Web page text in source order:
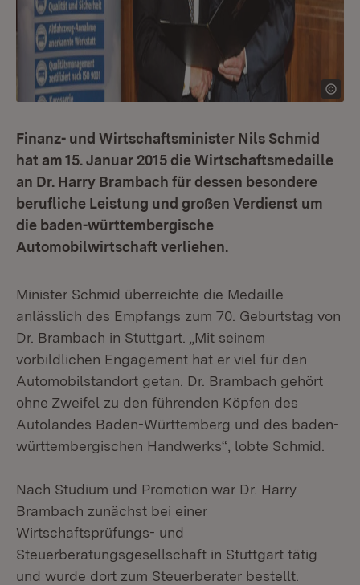
Finanz- und Wirtschaftsminister Nils Schmid
hat am 15. Januar 2015 die Wirtschaftsmedaille
an Dr. Harry Brambach für dessen besondere
berufliche Leistung und großen Verdienst um
die baden-württembergische
Automobilwirtschaft verliehen.
Minister Schmid überreichte die Medaille
anlässlich des Empfangs zum 70. Geburtstag von
Dr. Brambach in Stuttgart. „Mit seinem
vorbildlichen Engagement hat er viel für den
Automobilstandort getan. Dr. Brambach gehört
ohne Zweifel zu den führenden Köpfen des
Autolandes Baden-Württemberg und des baden-
württembergischen Handwerks“, lobte Schmid.
Nach Studium und Promotion war Dr. Harry
Brambach zunächst bei einer
Wirtschaftsprüfungs- und
Steuerberatungsgesellschaft in Stuttgart tätig
und wurde dort zum Steuerberater bestellt.